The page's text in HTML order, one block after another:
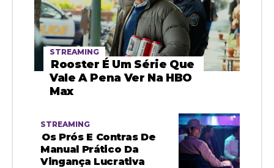
STREAMING
Rooster É Um Série Que
Vale A Pena Ver Na HBO
Max
STREAMING
Os Prós E Contras De
Manual Prático Da
Vingança Lucrativa